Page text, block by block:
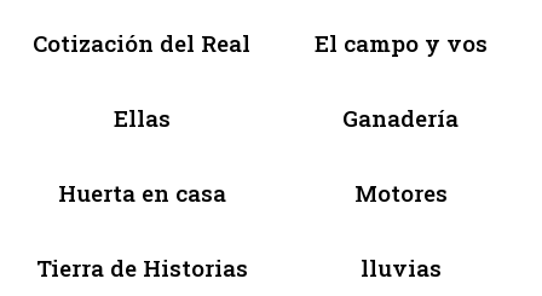
Cotización del Real El campo y vos
Ellas Ganadería
Huerta en casa Motores
Tierra de Historias lluvias